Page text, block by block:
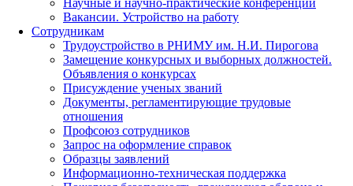
Вакансии. Устройство на работу
Сотрудникам
Трудоустройство в РНИМУ им. Н.И. Пирогова
Замещение конкурсных и выборных должностей.
Объявления о конкурсах
Присуждение ученых званий
Документы, регламентирующие трудовые
отношения
Профсоюз сотрудников
Запрос на оформление справок
Образцы заявлений
Информационно-техническая поддержка